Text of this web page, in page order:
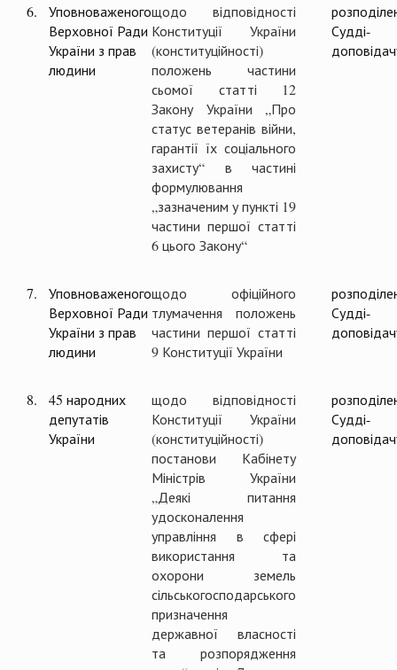
6.
Уповноваженого
Верховної Ради
України з прав
людини
щодо відповідності
Конституції України
(конституційності)
положень частини
сьомої статті 12
Закону України „Про
статус ветеранів війни,
гарантії їх соціального
захисту“ в частині
формулювання
„зазначеним у пункті 19
частини першої статті
6 цього Закону“
Судді-
7.
Уповноваженого
Верховної Ради
України з прав
людини
щодо офіційного
тлумачення положень
частини першої статті
9 Конституції України
Судді-
8.
45 народних
депутатів
України
щодо відповідності
Конституції України
(конституційності)
постанови Кабінету
Міністрів України
„Деякі питання
удосконалення
управління в сфері
використання та
охорони земель
сільськогосподарського
призначення
державної власності
та розпорядження
Судді-